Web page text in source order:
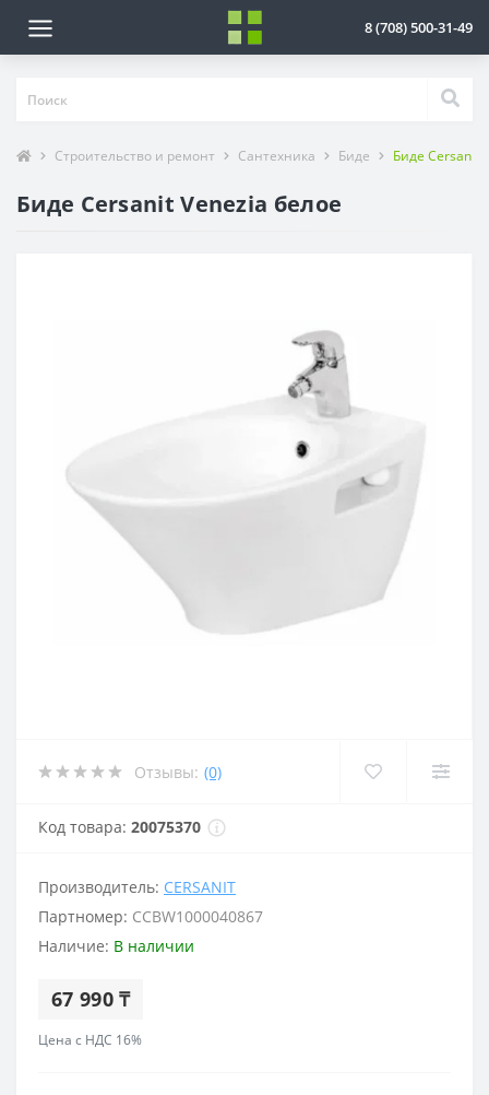
8 (708) 500-31-49
Строительство и ремонт Сантехника Биде Биде Cersanit
Биде Cersanit Venezia белое
Отзывы: (0)
Код товара: 20075370
Производитель: CERSANIT
Партномер: CCBW1000040867
Наличие: В наличии
67 990 ₸
Цена с НДС 16%